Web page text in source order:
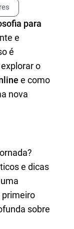
para
e
é
o
e como
nova
e dicas
primeiro
sobre